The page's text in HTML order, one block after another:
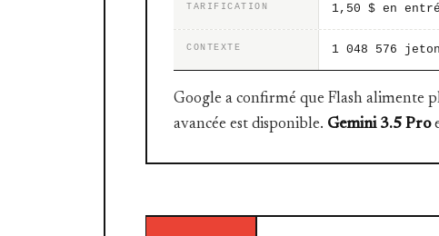
TARIFICATION 1,50 $ en
CONTEXTE 1 048 576
Google a confirmé que Flash alimente
avancée est disponible. Gemini 3.5 Pro